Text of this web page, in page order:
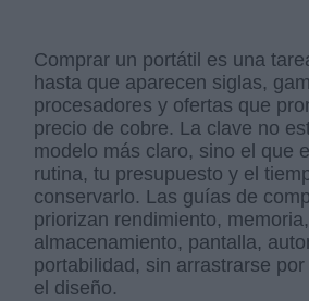
Comprar un portátil es una
hasta que aparecen siglas,
procesadores y ofertas que
precio de cobre. La clave no
modelo más claro, sino el que
rutina, tu presupuesto y el
conservarlo. Las guías de
priorizan rendimiento, memoria,
almacenamiento, pantalla,
portabilidad, sin arrastrarse
el diseño.